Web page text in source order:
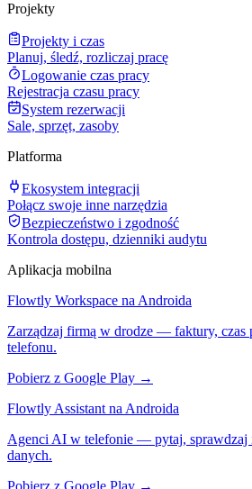
Projekty
Projekty i czas
Planuj, śledź, rozliczaj pracę
Logowanie czas pracy
Rejestracja czasu pracy
System rezerwacji
Sale, sprzęt, zasoby
Platforma
Ekosystem integracji
Połącz swoje inne narzędzia
Bezpieczeństwo i zgodność
Kontrola dostępu, dzienniki audytu
Aplikacja mobilna
Flowtly Workspace na Androida
Zarządzaj firmą w drodze — faktury, czas
telefonu.
Pobierz z Google Play →
Flowtly Assistant na Androida
Agenci AI w telefonie — pytaj, sprawdzaj
danych.